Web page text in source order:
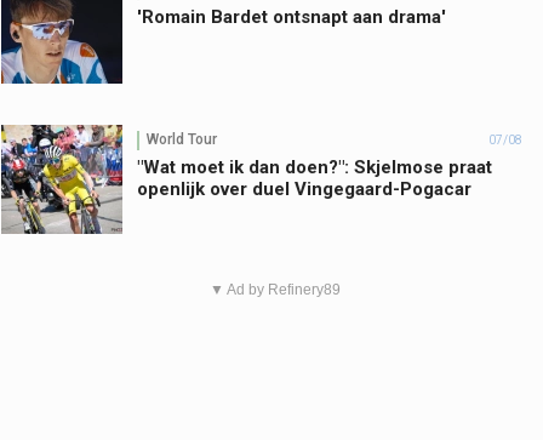
'Romain Bardet ontsnapt aan drama'
World Tour 07/08
"Wat moet ik dan doen?": Skjelmose praat
openlijk over duel Vingegaard-Pogacar
▼ Ad by Refinery89